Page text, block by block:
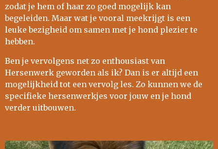
zodat je hem of haar zo goed mogelijk kan
begeleiden. Maar wat je vooral meekrijgt is een
leuke bezigheid om samen met je hond plezier te
hebben.
Ben je vervolgens net zo enthousiast van
Hersenwerk geworden als ik? Dan is er altijd een
mogelijkheid tot een vervolg les. Zo kunnen we de
specifieke hersenwerkjes voor jouw en je hond
verder uitbouwen.